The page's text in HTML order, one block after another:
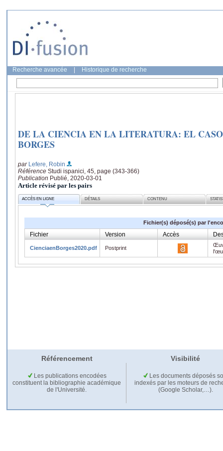
Recherche avancée Historique de recherche
DE LA CIENCIA EN LA LITERATURA: EL
BORGES
par Lefere, Robin
Référence Studi ispanici, 45, page (343-366)
Publication Publié, 2020-03-01
Article révisé par les pairs
ACCÈS EN LIGNE DÉTAILS CONTENU
Fichier(s) déposé(s) par
Fichier Version Accès
CienciaenBorges2020.pdf Postprint
Référencement Visibilité
Les publications encodées
constituent la bibliographie académique
de l'Université.
Les documents déposés
indexés par les moteurs de
(Google Scholar,…).